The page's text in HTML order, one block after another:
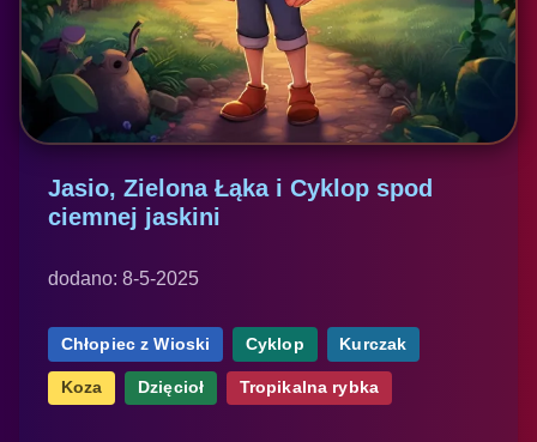
Jasio, Zielona Łąka i Cyklop spod
ciemnej jaskini
dodano: 8-5-2025
Chłopiec z Wioski Cyklop Kurczak
Koza Dzięcioł Tropikalna rybka